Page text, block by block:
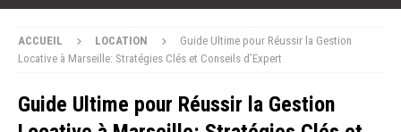
ACCUEIL LOCATION
Guide Ultime pour Réussir la Gestion
Locative à Marseille: Stratégies Clés et Conseils d’Expert
Guide Ultime pour Réussir la Gestion